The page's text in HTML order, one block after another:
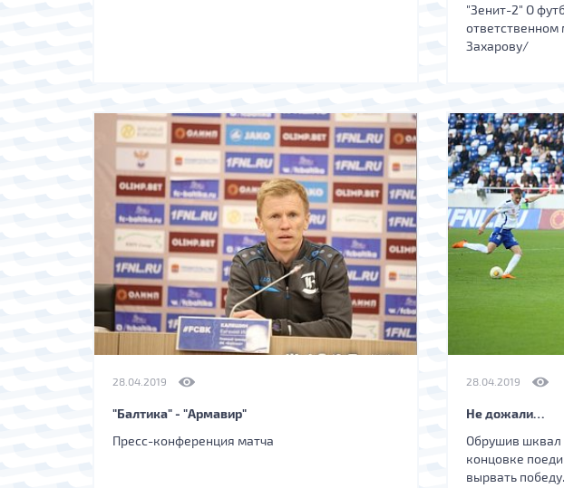
"Зенит-2" О
Захарову/
28.04.2019
"Балтика" - "Армавир"
Пресс-конференция матча
28.04.2019
Не дожали…
Обрушив шквал
концовке
вырвать победу.